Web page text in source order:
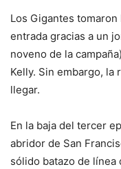
Los Gigantes
entrada gracias a un
noveno de la
Kelly. Sin embargo, la
llegar.
En la baja del tercer
abridor de San
sólido batazo de línea